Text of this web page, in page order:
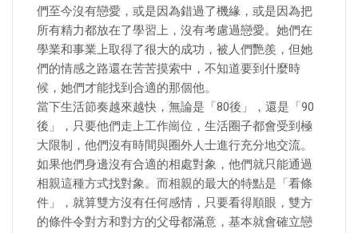
們至今沒有戀愛，或是因為錯過了機緣，或是因為把
所有精力都放在了學習上，沒有考慮過戀愛。她們在
學業和事業上取得了很大的成功，被人們艷羨，但她
們的情感之路還在苦苦摸索中，不知道要到什麼時
候，她們才能找到合適的那個他。
當下生活節奏越來越快，無論是「80後」，還是「90
後」，只要他們走上工作崗位，生活圈子都會受到極
大限制，他們沒有時間與圈外人士進行充分地交流。
如果他們身邊沒有合適的相處對象，他們就只能通過
相親這種方式找對象。而相親的最大的特點是「看條
件」，就算雙方沒有任何感情，只要看得順眼，雙方
的條件令對方和對方的父母都滿意，基本就會確立戀